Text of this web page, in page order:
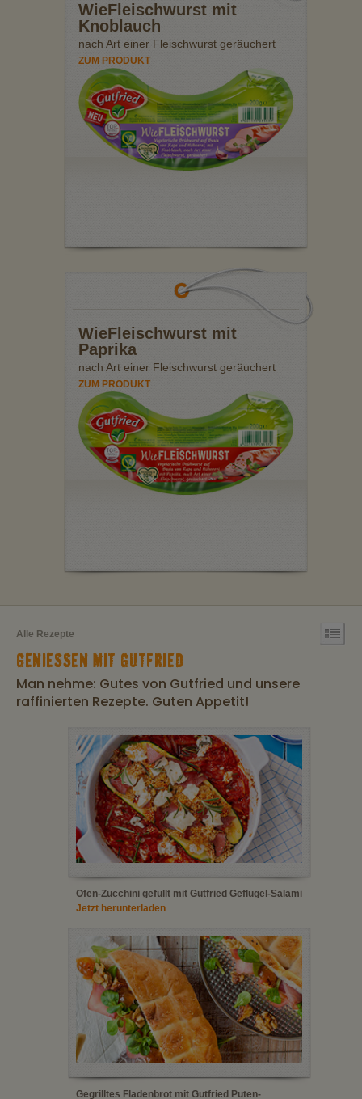
WieFleischwurst mit
Knoblauch
nach Art einer Fleischwurst geräuchert
ZUM PRODUKT
WieFleischwurst mit
Paprika
nach Art einer Fleischwurst geräuchert
ZUM PRODUKT
Alle Rezepte
GENIESSEN MIT GUTFRIED
Man nehme: Gutes von Gutfried und unsere
raffinierten Rezepte. Guten Appetit!
Ofen-Zucchini gefüllt mit Gutfried Geflügel-Salami
Jetzt herunterladen
Gegrilltes Fladenbrot mit Gutfried Puten-